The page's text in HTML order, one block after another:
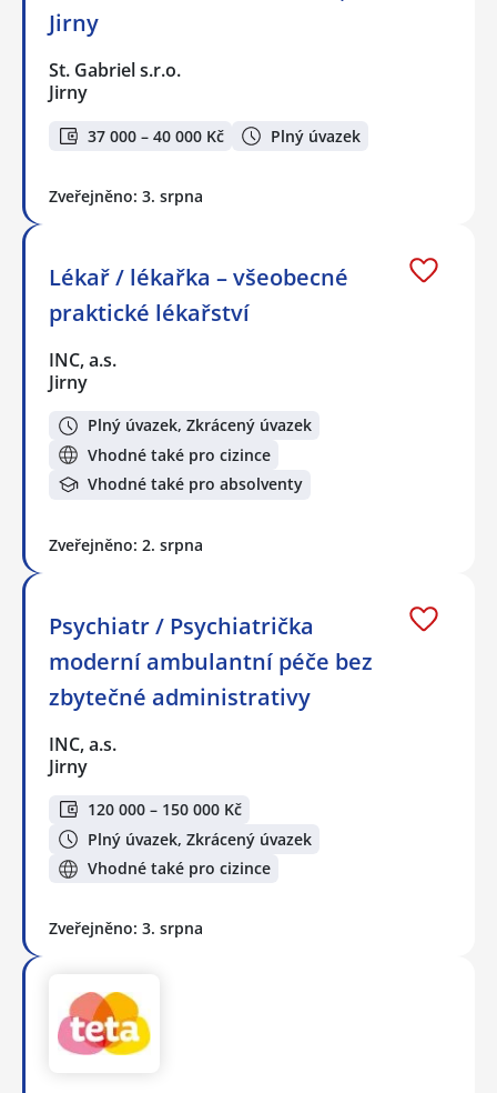
Jirny
St. Gabriel s.r.o.
Jirny
37 000 – 40 000 Kč Plný úvazek
Zveřejněno: 3. srpna
Lékař / lékařka – všeobecné
praktické lékařství
INC, a.s.
Jirny
Plný úvazek, Zkrácený úvazek
Vhodné také pro cizince
Vhodné také pro absolventy
Zveřejněno: 2. srpna
Psychiatr / Psychiatrička
moderní ambulantní péče bez
zbytečné administrativy
INC, a.s.
Jirny
120 000 – 150 000 Kč
Plný úvazek, Zkrácený úvazek
Vhodné také pro cizince
Zveřejněno: 3. srpna